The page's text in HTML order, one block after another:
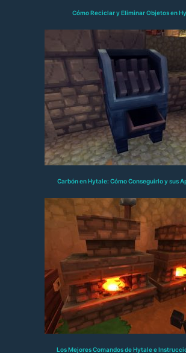
Cómo Reciclar y Eliminar Objetos en
Carbón en Hytale: Cómo Conseguirlo y sus
Los Mejores Comandos de Hytale e